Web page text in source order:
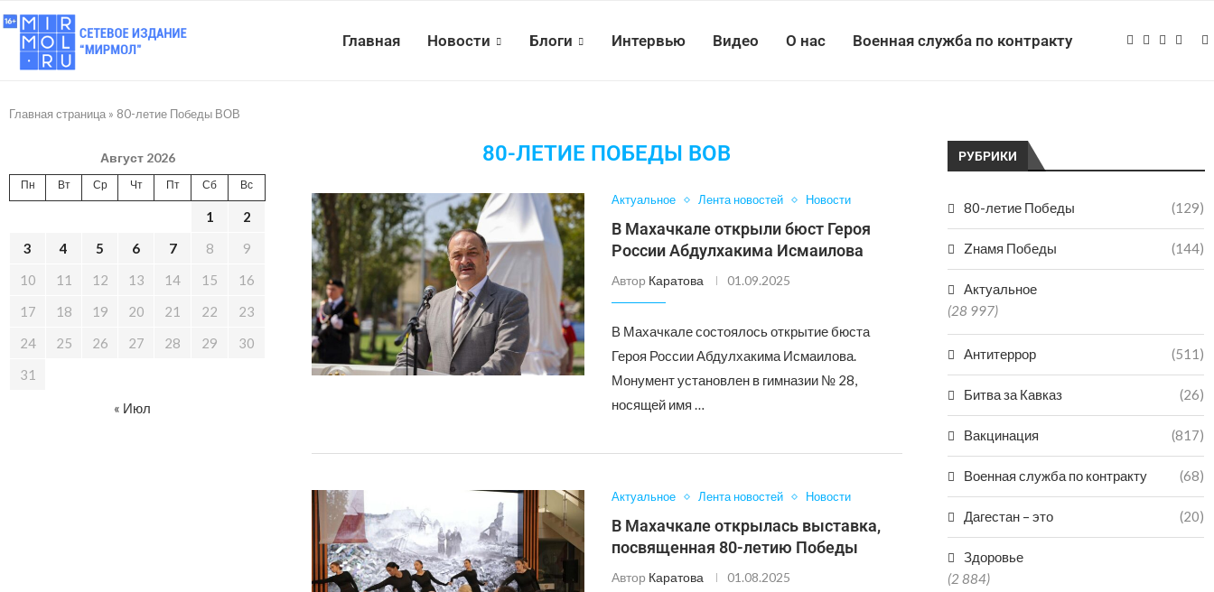
Главная Новости Блоги Интервью Видео О нас Военная служба по контракту
Главная страница » 80-летие Победы ВОВ
80-ЛЕТИЕ ПОБЕДЫ ВОВ
Актуальное Лента новостей Новости
В Махачкале открыли бюст Героя
России Абдулхакима Исмаилова
Автор Каратова 01.09.2025
В Махачкале состоялось открытие бюста
Героя России Абдулхакима Исмаилова.
Монумент установлен в гимназии № 28,
носящей имя …
Актуальное Лента новостей Новости
В Махачкале открылась выставка,
посвященная 80-летию Победы
Автор Каратова 01.08.2025
РУБРИКИ
80-летие Победы (129)
Zнамя Победы (144)
Актуальное
(28 997)
Антитеррор (511)
Битва за Кавказ (26)
Вакцинация (817)
Военная служба по контракту (68)
Дагестан – это (20)
Здоровье
(2 884)
Август 2026
Пн Вт Ср Чт Пт Сб Вс
1
2
3
4 5 6 7 8
9
10
11 12 13 14 15
16
17
18 19 20 21 22
23
24
25 26 27 28 29
30
31
« Июл